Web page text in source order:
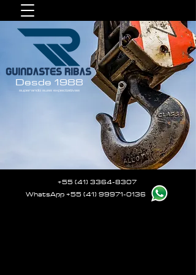
Desde 1988
superando suas expectativas
+55 (41) 3364-8307
WhatsApp+55 (41) 99971-0136